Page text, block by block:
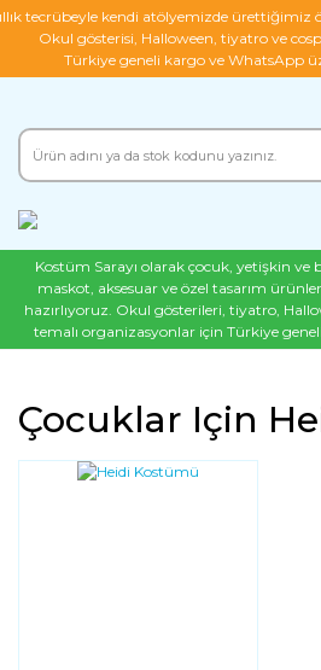
tecrübeyle kendi atölyemizde
Okul gösterisi, Halloween, tiyatro ve
Türkiye geneli kargo ve WhatsApp
Kostüm Sarayı olarak çocuk, yetişkin ve
maskot, aksesuar ve özel tasarım
hazırlıyoruz. Okul gösterileri, tiyatro,
temalı organizasyonlar için Türkiye
Çocuklar Için